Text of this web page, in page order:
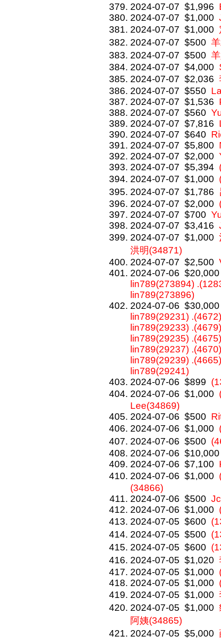
2024-07-07 $1,996
2024-07-07 $1,000
2024-07-07 $1,000
2024-07-07 $500
2024-07-07 $500
2024-07-07 $4,000
2024-07-07 $2,036
2024-07-07 $550
2024-07-07 $1,536
2024-07-07 $560
2024-07-07 $7,816
2024-07-07 $640
2024-07-07 $5,800
2024-07-07 $2,000
2024-07-07 $5,394
2024-07-07 $1,000
2024-07-07 $1,786
2024-07-07 $2,000
2024-07-07 $700
2024-07-07 $3,416
2024-07-07 $1,000
洪明(34871)
2024-07-07 $2,500
2024-07-06 $20,000
lin789(273894)
lin789(273896)
2024-07-06 $30,000
lin789(29231)
lin789(29233)
lin789(29235)
lin789(29237)
lin789(29239)
lin789(29241)
2024-07-06 $899
2024-07-06 $1,000
Lee(34869)
2024-07-06 $500
2024-07-06 $1,000
2024-07-06 $500
2024-07-06 $10,000
2024-07-06 $7,100
2024-07-06 $1,000
(34866)
2024-07-06 $500
2024-07-06 $1,000
2024-07-05 $600
2024-07-05 $500
2024-07-05 $600
2024-07-05 $1,020
2024-07-05 $1,000
2024-07-05 $1,000
2024-07-05 $1,000
2024-07-05 $1,000
阿姨(34865)
2024-07-05 $5,000